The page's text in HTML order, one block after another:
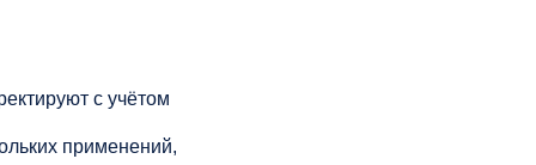
с учётом
применений,